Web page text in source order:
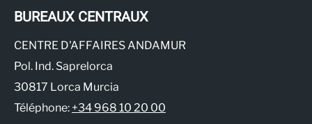
BUREAUX CENTRAUX
CENTRE D'AFFAIRES ANDAMUR
Pol. Ind. Saprelorca
30817 Lorca Murcia
Téléphone: +34 968 10 20 00